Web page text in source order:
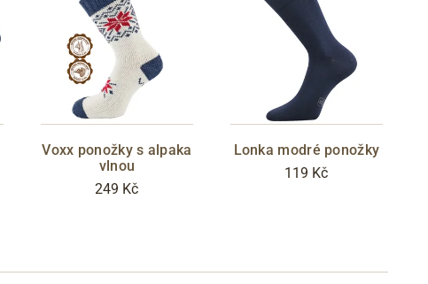
Voxx ponožky s alpaka
vlnou
249 Kč
Lonka modré ponožky
119 Kč